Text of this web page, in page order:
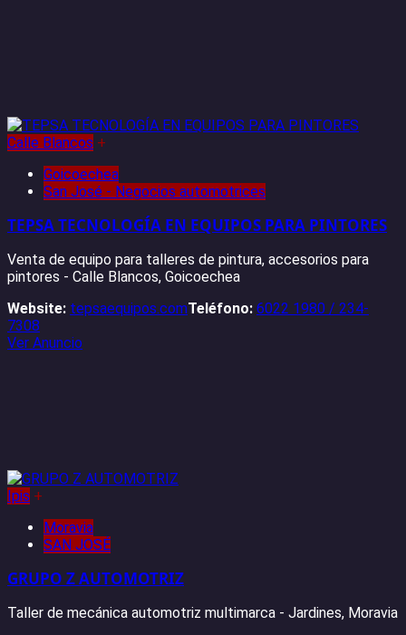
Calle Blancos +
Goicoechea
San José - Negocios automotrices
TEPSA TECNOLOGÍA EN EQUIPOS PARA PINTORES
Venta de equipo para talleres de pintura, accesorios para
pintores - Calle Blancos, Goicoechea
Website: tepsaequipos.comTeléfono: 6022 1980 / 234-
7308
Ver Anuncio
Ipis +
Moravia
SAN JOSÉ
GRUPO Z AUTOMOTRIZ
Taller de mecánica automotriz multimarca - Jardines, Moravia